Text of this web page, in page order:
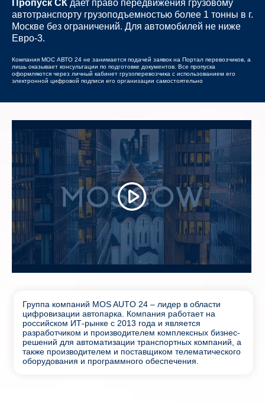
Пропуск СК дает право передвижения грузовому
автотранспорту грузоподъемностью более 1 тонны в г.
Москве без ограничений. Для автомобилей не ниже
Евро-3.
Компания МОС АВТО 24 не занимается подачей заявок на Портал перевозчиков, а
лишь оказывает консультации по подготовке документов. Все пропуска
оформляются через личный кабинет грузоперевозчика с использованием его
электронной цифровой подписи его организации самостоятельно
Группа компаний MOS AUTO 24 – лидер в области
цифровизации автопарка. Компания работает на
российском ИТ-рынке с 2013 года и является
разработчиком и производителем комплексных бизнес-
решений для автоматизации транспортных компаний, а
также производителем и поставщиком телематического
оборудования и программного обеспечения.